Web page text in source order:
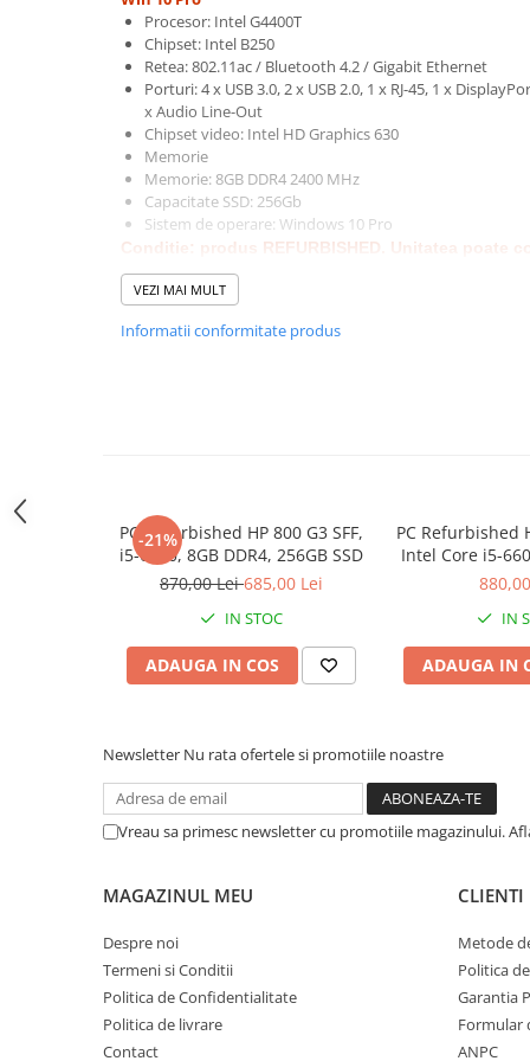
Hard Disk-uri Desktop
Placi de baza
Ventilatoare carcasa
Componente Renew/Refurbished
Calculatoare All-in-One NOI
All-in-One REFURBISHED
Calculatoare All-in-One RENEW
Componente All-in-One
Monitoare NOI
Monitoare Refurbished
Monitoare Second-Hand
Hard Disk-uri SERVER
Cabinete metalice
Carcase server
Memorii RAM Server
Procesoare server
Sisteme server
Procesor: Intel G4400T
Chipset: Intel B250
Retea: 802.11ac / Bluetooth 4.2 / Gigabit Ethernet
Porturi: 4 x USB 3.0, 2 x USB 2.0, 1 x RJ-45, 1 x
x Audio Line-Out
Chipset video: Intel HD Graphics 630
Memorie
Memorie: 8GB DDR4 2400 MHz
Capacitate SSD: 256Gb
Sistem de operare: Windows 10 Pro
Conditie: produs REFURBISHED. Un itatea poate
ar fi zgarieturi foarte fine. Nu este in ambalajul
Licente Windows Refurbished
VEZI MAI MULT
Informatii conformitate produs
-21%
PC Refurbished HP 800 G3 SFF,
i5-6500, 8GB DDR4, 256GB SSD
870,00 Lei685,00 Lei
IN STOC
ADAUGA IN COS
PC Refurbished
Intel Core i5-
256GB
IN
ADAUGA IN
Newsletter Nu rata ofertele si promotiile noastre
Vreau sa primesc newsletter cu promotiile magazinului.
MAGAZINUL MEU
Despre noi
Termeni si Conditii
Politica de Confidentialitate
Politica de livrare
Contact
CLIENTI
Metode
Politica
Garantia
Formular
ANPC